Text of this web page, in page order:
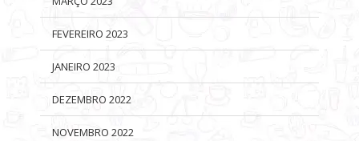
FEVEREIRO 2023
JANEIRO 2023
DEZEMBRO 2022
NOVEMBRO 2022